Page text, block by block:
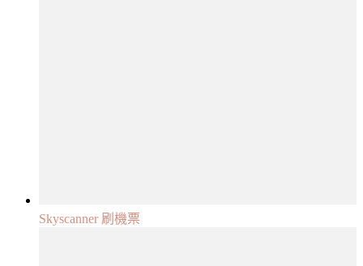
Skyscanner 刷機票